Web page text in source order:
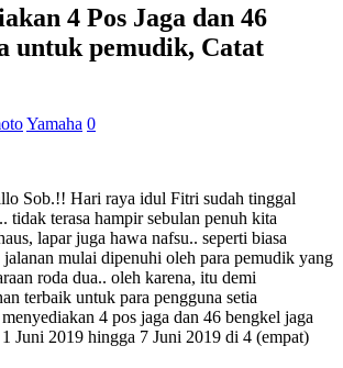
4 Pos Jaga dan 46
untuk pemudik, Catat
Yamaha 0
Sob.!! Hari raya idul Fitri sudah tinggal
tidak terasa hampir sebulan penuh kita
lapar juga hawa nafsu.. seperti biasa
mulai dipenuhi oleh para pemudik yang
roda dua.. oleh karena, itu demi
terbaik untuk para pengguna setia
4 pos jaga dan 46 bengkel jaga
Juni 2019 hingga 7 Juni 2019 di 4 (empat)